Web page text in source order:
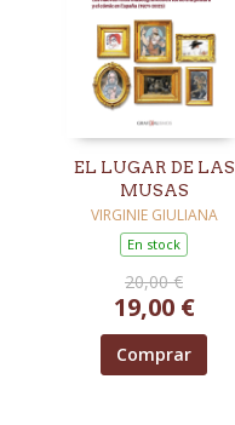
EL LUGAR DE LAS
MUSAS
VIRGINIE GIULIANA
En stock
20,00 €
19,00 €
Comprar